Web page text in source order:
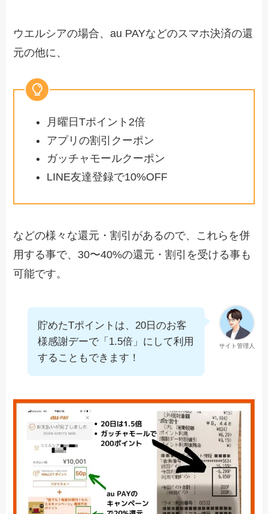
ウエルシアの場合、au PAYなどのスマホ決済の還
元の他に、
月曜日Tポイント2倍
アプリの割引クーポン
ガッチャモールクーポン
LINE友達登録で10%OFF
などの様々な還元・割引があるので、これらを併
用する事で、30〜40%の還元・割引を受ける事も
可能です。
サイト管理人
貯めたTポイントは、20日のお客
様感謝デーで「1.5倍」にして利用
することもできます！